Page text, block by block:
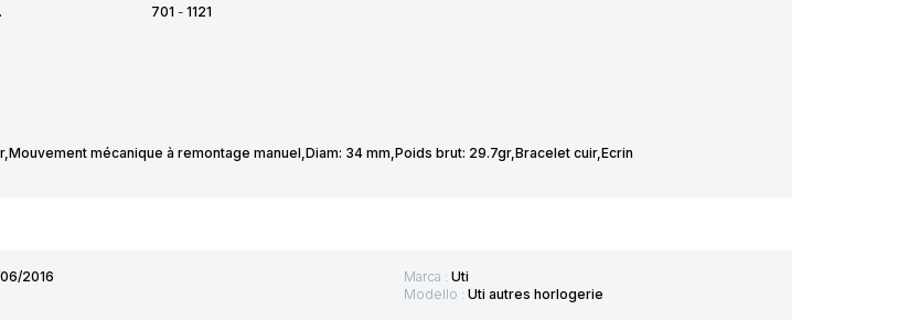
701 - 1121
mécanique à remontage manuel,Diam: 34 mm,Poids brut: 29.7gr,Bracelet cuir,Ecrin
2016
Marca : Uti
Modello : Uti autres horlogerie